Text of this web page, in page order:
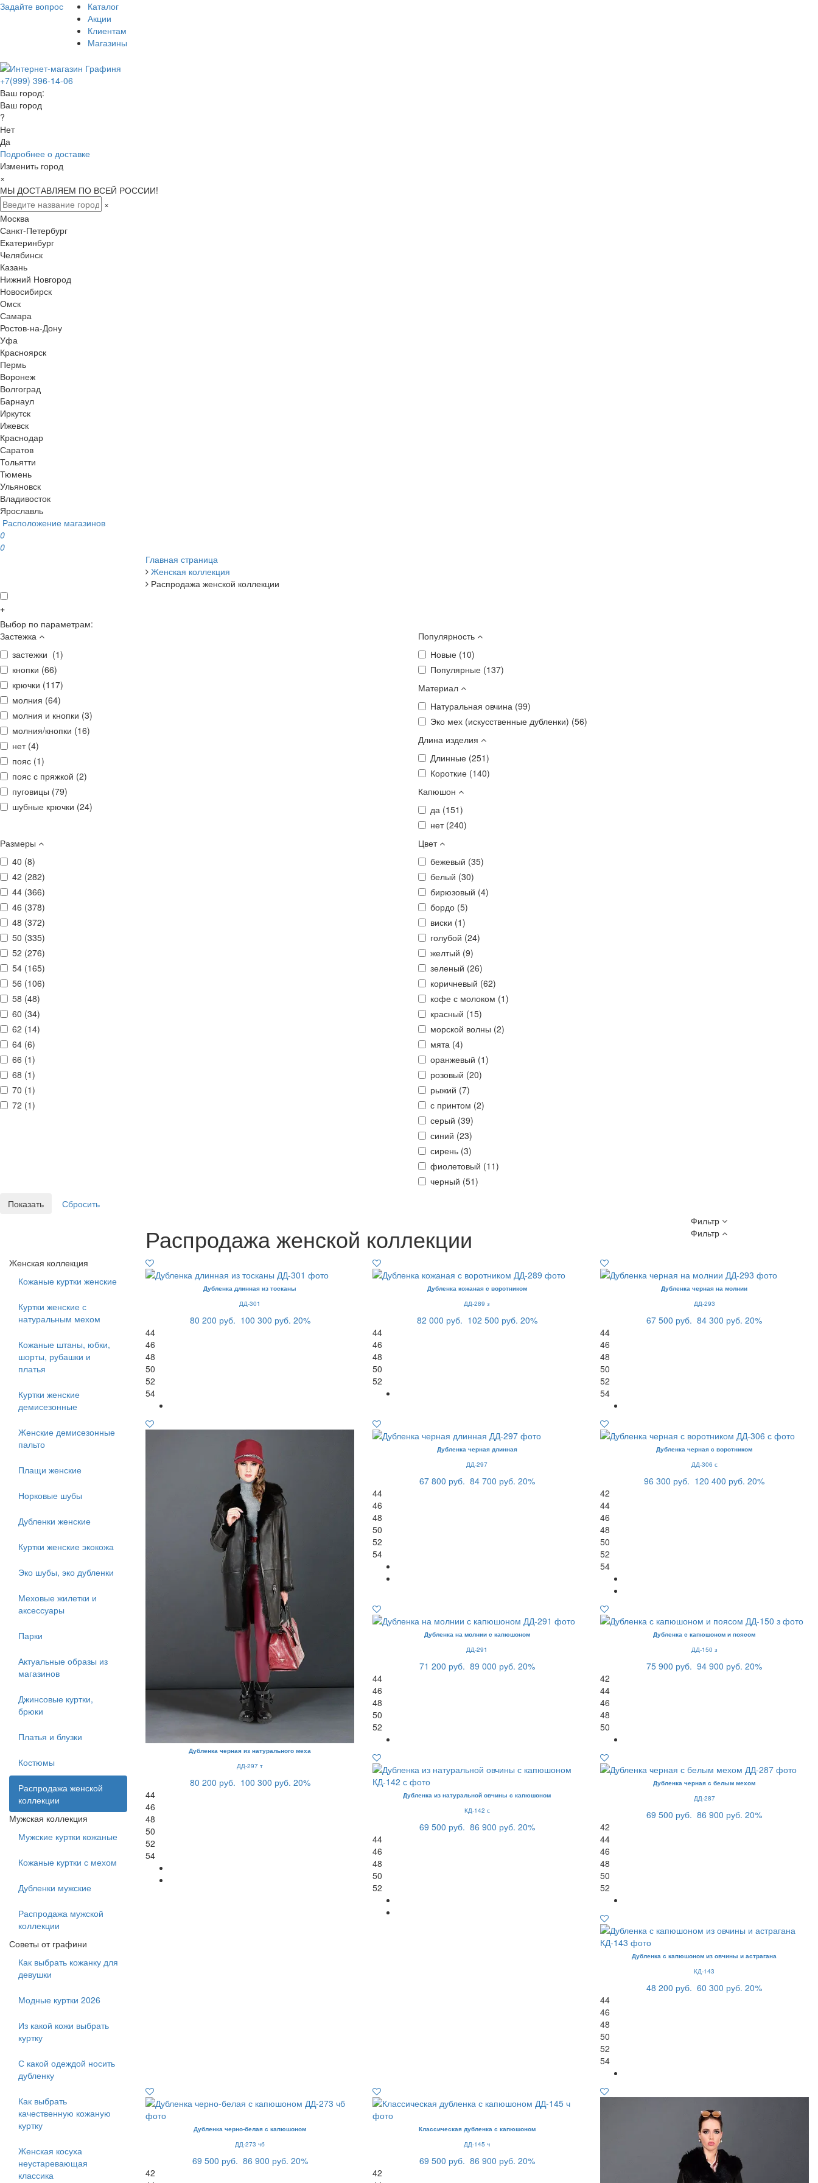
Задайте вопрос
Каталог
Акции
Клиентам
Магазины
+7(999) 396-14-06
Ваш город:
Ваш город
?
Нет
Да
Подробнее о доставке
Изменить город
×
МЫ ДОСТАВЛЯЕМ ПО ВСЕЙ РОССИИ!
×
Москва
Санкт-Петербург
Екатеринбург
Челябинск
Казань
Нижний Новгород
Новосибирск
Омск
Самара
Ростов-на-Дону
Уфа
Красноярск
Пермь
Воронеж
Волгоград
Барнаул
Иркутск
Ижевск
Краснодар
Саратов
Тольятти
Тюмень
Ульяновск
Владивосток
Ярославль
Расположение магазинов
0
0
Главная страница
Женская коллекция
Распродажа женской коллекции
+
Выбор по параметрам:
Застежка
застежки (1)
кнопки (66)
крючки (117)
молния (64)
молния и кнопки (3)
молния/кнопки (16)
нет (4)
пояс (1)
пояс с пряжкой (2)
пуговицы (79)
шубные крючки (24)
Популярность
Новые (10)
Популярные (137)
Материал
Натуральная овчина (99)
Эко мех (искусственные дубленки) (56)
Длина изделия
Длинные (251)
Короткие (140)
Капюшон
да (151)
нет (240)
Размеры
40 (8)
42 (282)
44 (366)
46 (378)
48 (372)
50 (335)
52 (276)
54 (165)
56 (106)
58 (48)
60 (34)
62 (14)
64 (6)
66 (1)
68 (1)
70 (1)
72 (1)
Цвет
бежевый (35)
белый (30)
бирюзовый (4)
бордо (5)
виски (1)
голубой (24)
желтый (9)
зеленый (26)
коричневый (62)
кофе с молоком (1)
красный (15)
морской волны (2)
мята (4)
оранжевый (1)
розовый (20)
рыжий (7)
с принтом (2)
серый (39)
синий (23)
сирень (3)
фиолетовый (11)
черный (51)
Распродажа женской коллекции
Фильтр
Фильтр
Женская коллекция
Кожаные куртки женские
Куртки женские с
натуральным мехом
Кожаные штаны, юбки,
шорты, рубашки и
платья
Куртки женские
демисезонные
Женские демисезонные
пальто
Плащи женские
Норковые шубы
Дубленки женские
Куртки женские экокожа
Эко шубы, эко дубленки
Меховые жилетки и
аксессуары
Парки
Актуальные образы из
магазинов
Джинсовые куртки,
брюки
Платья и блузки
Костюмы
Распродажа женской
коллекции
Мужская коллекция
Мужские куртки кожаные
Кожаные куртки с мехом
Дубленки мужские
Распродажа мужской
коллекции
Советы от графини
Как выбрать кожанку для
девушки
Модные куртки 2026
Из какой кожи выбрать
куртку
С какой одеждой носить
дубленку
Как выбрать
качественную кожаную
куртку
Женская косуха
неустаревающая
классика
Дубленка длинная из тосканы
ДД-301
80 200 руб. 100 300 руб. 20%
44
46
48
50
52
54
Дубленка кожаная с воротником
ДД-289 з
82 000 руб. 102 500 руб. 20%
44
46
48
50
52
Дубленка черная на молнии
ДД-293
67 500 руб. 84 300 руб. 20%
44
46
48
50
52
54
Дубленка черная из натурального меха
ДД-297 т
80 200 руб. 100 300 руб. 20%
44
46
48
50
52
54
Дубленка черная длинная
ДД-297
67 800 руб. 84 700 руб. 20%
44
46
48
50
52
54
Дубленка черная с воротником
ДД-306 с
96 300 руб. 120 400 руб. 20%
42
44
46
48
50
52
54
Дубленка на молнии с капюшоном
ДД-291
71 200 руб. 89 000 руб. 20%
44
46
48
50
52
Дубленка с капюшоном и поясом
ДД-150 з
75 900 руб. 94 900 руб. 20%
42
44
46
48
50
Дубленка из натуральной овчины с капюшоном
КД-142 с
69 500 руб. 86 900 руб. 20%
44
46
48
50
52
Дубленка черная с белым мехом
ДД-287
69 500 руб. 86 900 руб. 20%
42
44
46
48
50
52
Дубленка с капюшоном из овчины и астрагана
КД-143
48 200 руб. 60 300 руб. 20%
44
46
48
50
52
54
Дубленка черно-белая с капюшоном
ДД-273 чб
69 500 руб. 86 900 руб. 20%
42
Классическая дубленка с капюшоном
ДД-145 ч
69 500 руб. 86 900 руб. 20%
42